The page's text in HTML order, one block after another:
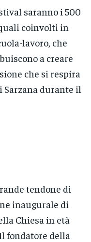
saranno i 500
coinvolti in
lavoro, che
a creare
che si respira
Sarzana durante il
tendone di
inaugurale di
Chiesa in età
fondatore della